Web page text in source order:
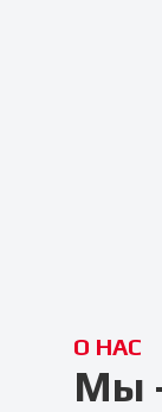
О НАС
Мы